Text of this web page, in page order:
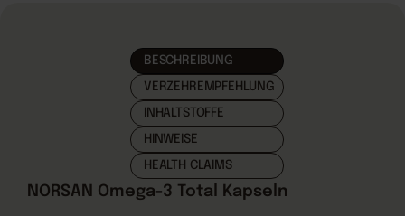
BESCHREIBUNG
VERZEHREMPFEHLUNG
INHALTSTOFFE
HINWEISE
HEALTH CLAIMS
NORSAN Omega-3 Total Kapseln